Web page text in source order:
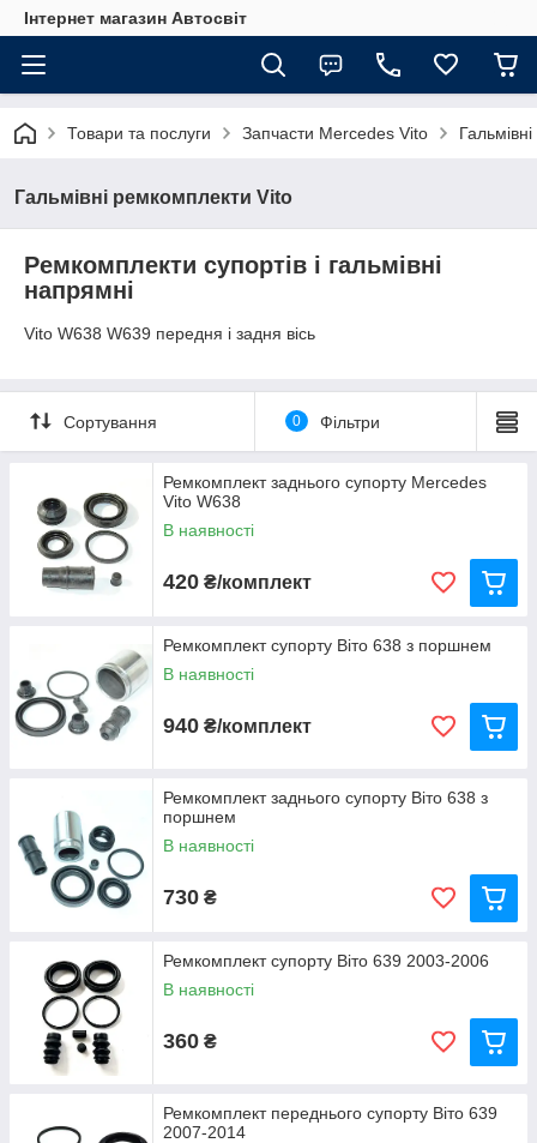
Інтернет магазин Автосвіт
Товари та послуги Запчасти Mercedes Vito
Гальмівні ремкомплекти Vito
Ремкомплекти супортів і гальмівні
напрямні
Vito W638 W639 передня і задня вісь
Сортування 0 Фільтри
Ремкомплект заднього супорту Mercedes
Vito W638
В наявності
420 ₴/комплект
Ремкомплект супорту Віто 638 з поршнем
В наявності
940 ₴/комплект
Ремкомплект заднього супорту Віто 638 з
поршнем
В наявності
730 ₴
Ремкомплект супорту Віто 639 2003-2006
В наявності
360 ₴
Ремкомплект переднього супорту Віто 639
2007-2014